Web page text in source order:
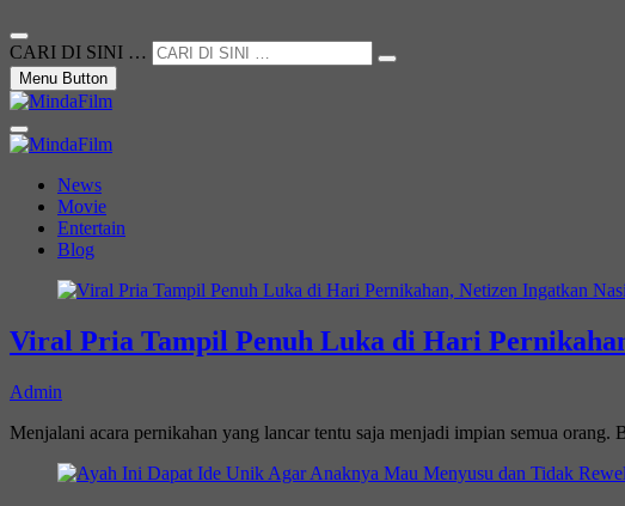
CARI DI SINI …
Menu Button
MindaFilm
Not Just a Movie
News
Movie
Entertain
Blog
Viral Pria Tampil Penuh Luka di Hari
Admin
Menjalani acara pernikahan yang lancar tentu saja menjadi impian semua orang.